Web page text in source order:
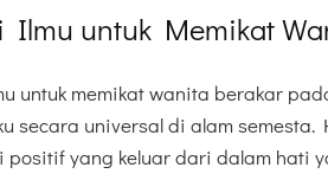
Ilmu untuk Memikat
untuk memikat wanita berakar
secara universal di alam
positif yang keluar dari dalam hati